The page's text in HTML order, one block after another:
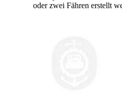
oder zwei Fähren erstellt